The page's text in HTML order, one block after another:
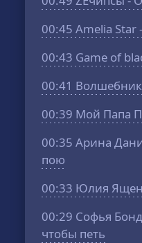
00:45 Amelia Star
00:43 Game of
00:41
00:39 Мой Папа
00:35 Арина
пою
00:33 Юлия
00:29 Софья
чтобы петь